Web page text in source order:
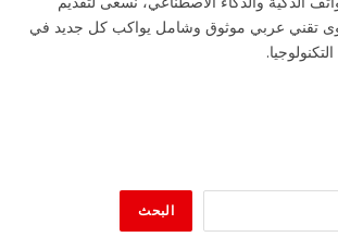
تقني عربي موثوق وشامل يواكب كل جديد في
البحث